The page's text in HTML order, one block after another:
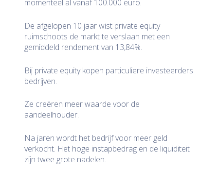
momenteel al vanaf 100.000 euro.
De afgelopen 10 jaar wist private equity
ruimschoots de markt te verslaan met een
gemiddeld rendement van 13,84%.
Bij private equity kopen particuliere investeerders
bedrijven.
Ze creëren meer waarde voor de
aandeelhouder.
Na jaren wordt het bedrijf voor meer geld
verkocht. Het hoge instapbedrag en de liquiditeit
zijn twee grote nadelen.